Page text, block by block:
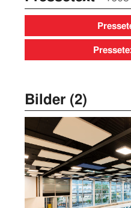
Bilder (2)